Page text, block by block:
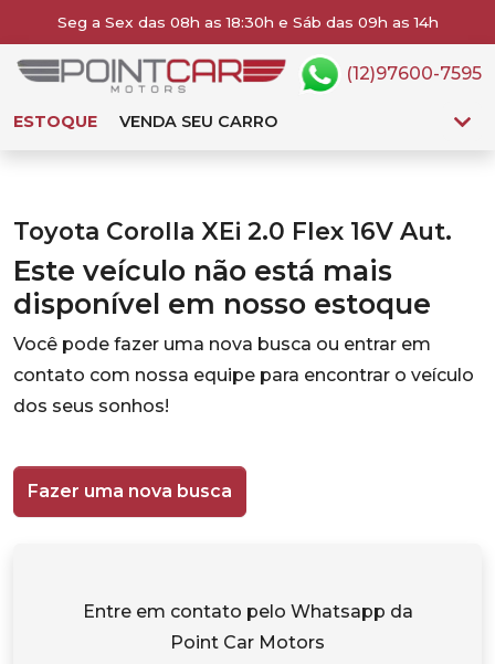
Seg a Sex das 08h as 18:30h e Sáb das 09h as 14h
ESTOQUE VENDA SEU CARRO
(12)97600-7595
Toyota Corolla XEi 2.0 Flex 16V Aut.
Este veículo não está mais
disponível em nosso estoque
Você pode fazer uma nova busca ou entrar em
contato com nossa equipe para encontrar o veículo
dos seus sonhos!
Fazer uma nova busca
Entre em contato pelo Whatsapp da
Point Car Motors